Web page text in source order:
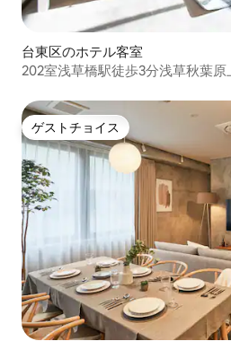
台東区のホテル客室
202室浅草橋駅徒歩3分浅草秋葉原
ゲストチョイス
ゲストチョイス